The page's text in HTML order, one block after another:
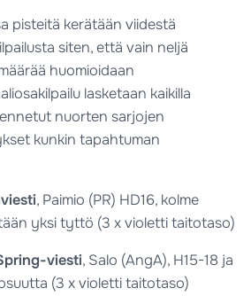
pisteitä kerätään viidestä
siten, että vain neljä
huomioidaan
lasketaan kaikilla
nuorten sarjojen
kunkin tapahtuman
, Paimio (PR) HD16, kolme
yksi tyttö (3 x violetti taitotaso)
viesti, Salo (AngA), H15-18 ja
(3 x violetti taitotaso)